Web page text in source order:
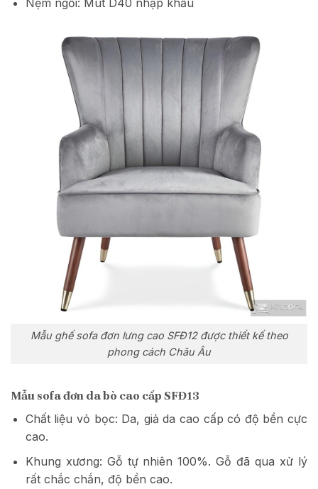
Mẫu ghế sofa đơn lưng cao SFĐ12 được thiết kế theo
phong cách Châu Âu
Mẫu sofa đơn da bò cao cấp SFĐ13
Chất liệu vỏ bọc: Da, giả da cao cấp có độ bền cực
cao.
Khung xương: Gỗ tự nhiên 100%. Gỗ đã qua xử lý
rất chắc chắn, độ bền cao.